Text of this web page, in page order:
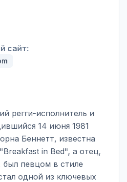
сайт:
регги-исполнитель и
14 июня 1981
Беннетт, известна
in Bed", а отец,
певцом в стиле
одной из ключевых